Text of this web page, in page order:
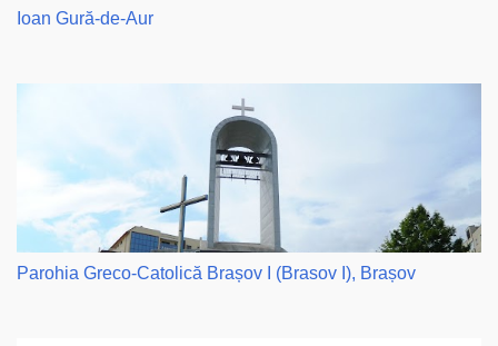
Ioan Gură-de-Aur
Parohia Greco-Catolică Brașov I (Brasov I), Brașov